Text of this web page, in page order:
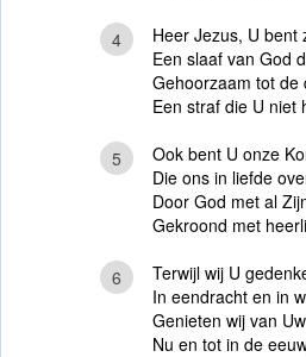
4
Heer Jezus, U bent
Een slaaf van God
Gehoorzaam tot de
Een straf die U niet
5
Ook bent U onze
Die ons in liefde
Door God met al
Gekroond met
6
Terwijl wij U
In eendracht en in
Genieten wij van
Nu en tot in de